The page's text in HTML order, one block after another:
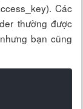
Các
thường được
bạn cũng